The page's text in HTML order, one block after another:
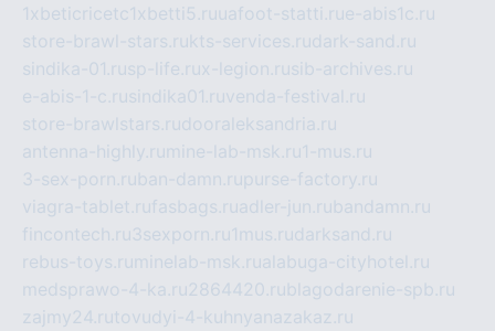
1xbeticricetc1xbetti5.ruuafoot-statti.rue-abis1c.ru
store-brawl-stars.rukts-services.rudark-sand.ru
sindika-01.rusp-life.rux-legion.rusib-archives.ru
e-abis-1-c.rusindika01.ruvenda-festival.ru
store-brawlstars.rudooraleksandria.ru
antenna-highly.ru mine-lab-msk.ru1-mus.ru
3-sex-porn.ruban-damn.rupurse-factory.ru
viagra-tablet.rufasbags.ruadler-jun.rubandamn.ru
fincontech.ru3sexporn.ru1mus.rudarksand.ru
rebus-toys.ru minelab-msk.rualabuga-cityhotel.ru
medsprawo-4-ka.ru2864420.rublagodarenie-spb.ru
zajmy24.rutovudyi-4-kuhnyanazakaz.ru